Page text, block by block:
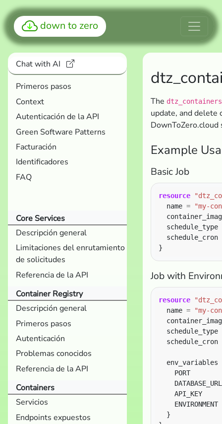
down to zero
Chat with AI
Primeros pasos
Context
Autenticación de la API
Green Software Patterns
Facturación
Identificadores
FAQ
Core Services
Descripción general
Limitaciones del enrutamiento
de solicitudes
Referencia de la API
Container Registry
Descripción general
Primeros pasos
Autenticación
Problemas conocidos
Referencia de la API
Containers
Servicios
Endpoints expuestos
The
update, and delete
DownToZero.cloud
Example
Basic Job
resource
  name
=
"my-
  schedule_type
  schedule_cron
Job with
resource
  name
=
"my-
  schedule_type
  schedule_cron
  env_variables
    PORT
    API_KEY
    ENVIRONMENT